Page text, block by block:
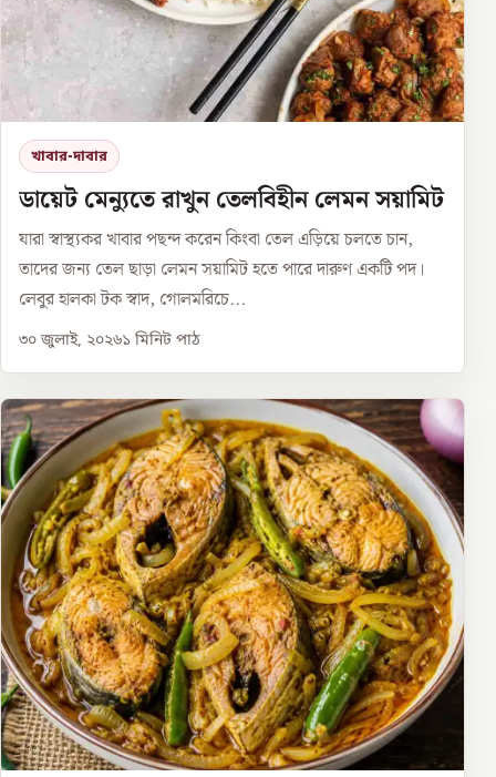
খাবার-দাবার
ডায়েট মেন্যুতে রাখুন তেলবিহীন লেমন সয়ামিট
যারা স্বাস্থ্যকর খাবার পছন্দ করেন কিংবা তেল এড়িয়ে চলতে চান,
তাদের জন্য তেল ছাড়া লেমন সয়ামিট হতে পারে দারুণ একটি পদ।
লেবুর হালকা টক স্বাদ, গোলমরিচে...
৩০ জুলাই, ২০২৬১ মিনিট পাঠ